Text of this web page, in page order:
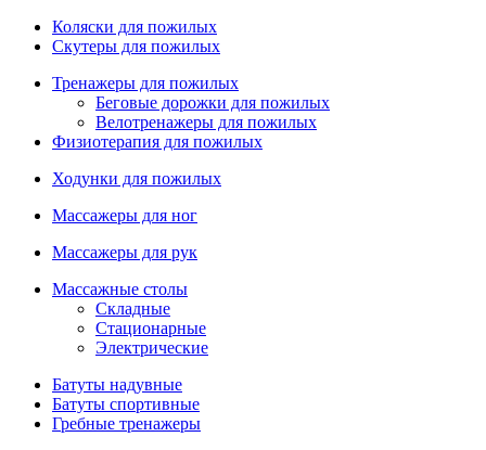
Коляски для пожилых
Скутеры для пожилых
Тренажеры для пожилых
Беговые дорожки для пожилых
Велотренажеры для пожилых
Физиотерапия для пожилых
Ходунки для пожилых
Массажеры для ног
Массажеры для рук
Массажные столы
Складные
Стационарные
Электрические
Батуты надувные
Батуты спортивные
Гребные тренажеры